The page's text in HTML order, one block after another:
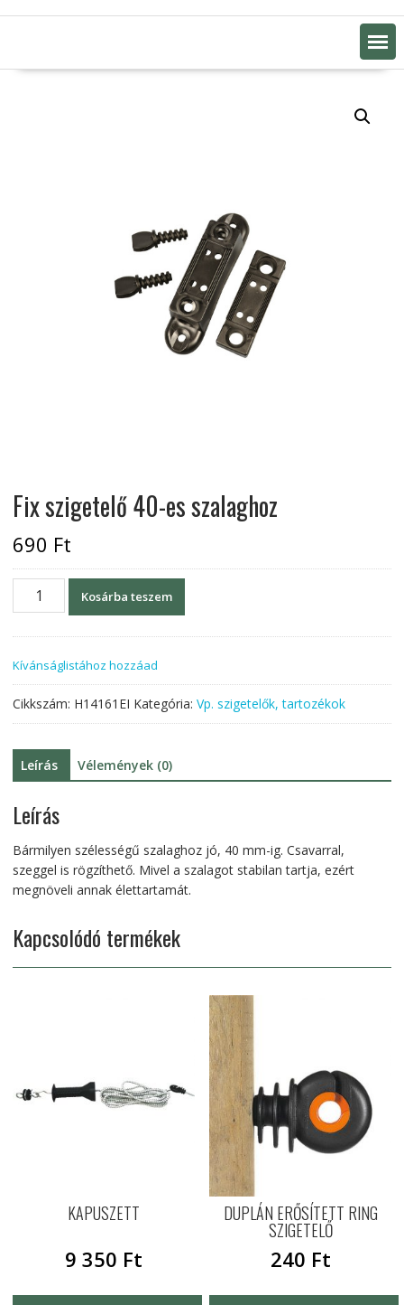
Fix szigetelő 40-es szalaghoz
690 Ft
szigetelő
szalaghoz
mennyiség
Kosárba teszem
Kívánságlistához hozzáad
Cikkszám: H14161EI Kategória: Vp. szigetelők, tartozékok
Leírás Vélemények (0)
Leírás
Bármilyen szélességű szalaghoz jó, 40 mm-ig. Csavarral,
szeggel is rögzíthető. Mivel a szalagot stabilan tartja, ezért
megnöveli annak élettartamát.
Kapcsolódó termékek
KAPUSZETT
9 350 Ft
DUPLÁN ERŐSÍTETT RING
SZIGETELŐ
240 Ft